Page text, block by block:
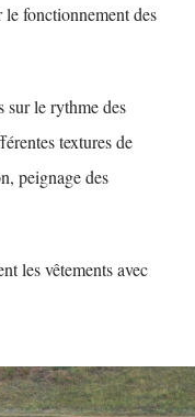
fonctionnement des
sur le rythme des
textures de
peignage des
les vêtements avec